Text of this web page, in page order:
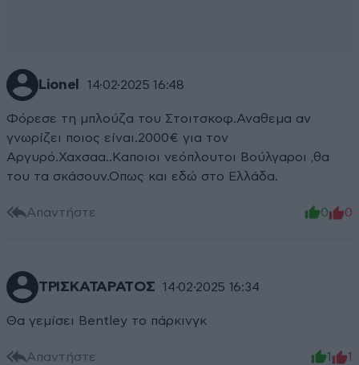
Lionel 14·02·2025 16:48
Φόρεσε τη μπλούζα του Στοιτσκοφ.Αναθεμα αν
γνωρίζει ποιος είναι.2000€ για τον
Αργυρό.Χαχσαα..Καποιοι νεόπλουτοι Βούλγαροι ,θα
του τα σκάσουν.Οπως και εδώ στο Ελλάδα.
Απαντήστε 0 0
ΤΡΙΣΚΑΤΑΡΑΤΟΣ 14·02·2025 16:34
Θα γεμίσει Bentley το πάρκινγκ
Απαντήστε 1 1